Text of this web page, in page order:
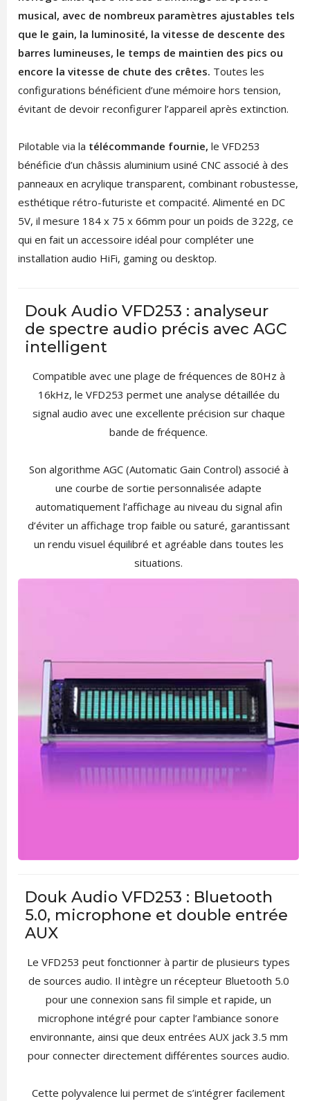
musical, avec de nombreux paramètres ajustables tels
que le gain, la luminosité, la vitesse de descente des
barres lumineuses, le temps de maintien des pics ou
encore la vitesse de chute des crêtes. Toutes les
configurations bénéficient d’une mémoire hors tension,
évitant de devoir reconfigurer l’appareil après extinction.
Pilotable via la télécommande fournie, le VFD253
bénéficie d’un châssis aluminium usiné CNC associé à des
panneaux en acrylique transparent, combinant robustesse,
esthétique rétro-futuriste et compacité. Alimenté en DC
5V, il mesure 184 x 75 x 66mm pour un poids de 322g, ce
qui en fait un accessoire idéal pour compléter une
installation audio HiFi, gaming ou desktop.
Douk Audio VFD253 : analyseur
de spectre audio précis avec AGC
intelligent
Compatible avec une plage de fréquences de 80Hz à
16kHz, le VFD253 permet une analyse détaillée du
signal audio avec une excellente précision sur chaque
bande de fréquence.
Son algorithme AGC (Automatic Gain Control) associé à
une courbe de sortie personnalisée adapte
automatiquement l’affichage au niveau du signal afin
d’éviter un affichage trop faible ou saturé, garantissant
un rendu visuel équilibré et agréable dans toutes les
situations.
Douk Audio VFD253 : Bluetooth
5.0, microphone et double entrée
AUX
Le VFD253 peut fonctionner à partir de plusieurs types
de sources audio. Il intègre un récepteur Bluetooth 5.0
pour une connexion sans fil simple et rapide, un
microphone intégré pour capter l’ambiance sonore
environnante, ainsi que deux entrées AUX jack 3.5 mm
pour connecter directement différentes sources audio.
Cette polyvalence lui permet de s’intégrer facilement